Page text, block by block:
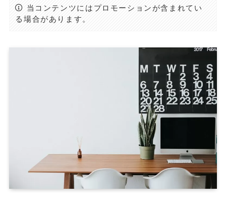
当コンテンツにはプロモーションが含まれてい
る場合があります。